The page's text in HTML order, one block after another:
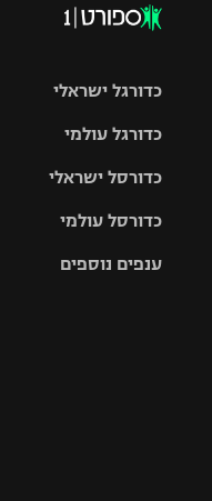
כדורגל ישראלי
גביע הטוטו
כדורגל עולמי
האלופות
ליגה
כדורסל ישראלי
סל
כדורסל עולמי
ענפים נוספים